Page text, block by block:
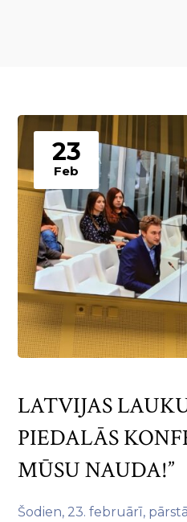
23
Feb
LATVIJAS
PIEDALĀS
MŪSU NAUDA!”
Šodien, 23. februārī,